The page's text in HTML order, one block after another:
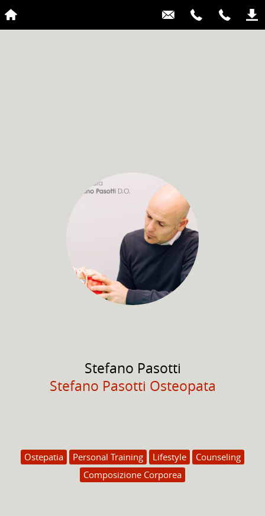
Stefano Pasotti
Stefano Pasotti Osteopata
Ostepatia Personal Training Lifestyle
Counseling
Composizione Corporea